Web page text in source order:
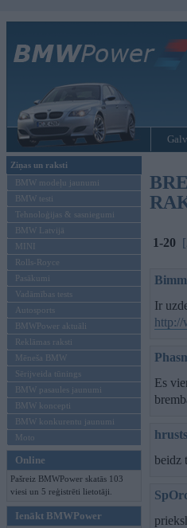
Ziņas un raksti
BMW modeļu jaunumi
BMW testi
Tehnoloģijas & sasniegumi
BMW Latvijā
MINI
Rolls-Royce
Pasākumi
Vadāmības tests
Autosports
BMWPower aktuāli
Reklāmas raksti
Mēneša BMW
Sērijveida tūnings
BMW pasaules jaunumi
BMW koncepti
BMW konkurentu jaunumi
Moto
Online
Pašreiz BMWPower skatās 103
viesi un 5 reģistrēti lietotāji.
Ienākt BMWPower
1-20
Ir
http://
Es
hrusts
beidz